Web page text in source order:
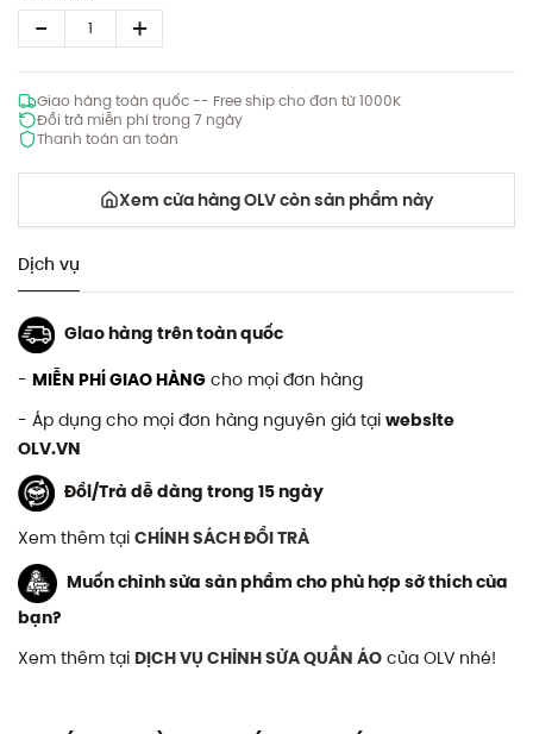
Giao hàng toàn quốc -- Free ship cho đơn từ 1000K
Đổi trả miễn phí trong 7 ngày
Thanh toán an toàn
Xem cửa hàng OLV còn sản phẩm này
Dịch vụ
Giao hàng trên toàn quốc
- MIỄN PHÍ GIAO HÀNG cho mọi đơn hàng
- Áp dụng cho mọi đơn hàng nguyên giá tại website
OLV.VN
Đổi/Trả dễ dàng trong 15 ngày
Xem thêm tại CHÍNH SÁCH ĐỔI TRẢ
Muốn chỉnh sửa sản phẩm cho phù hợp sở thích của
bạn?
Xem thêm tại DỊCH VỤ CHỈNH SỬA QUẦN ÁO của OLV nhé!